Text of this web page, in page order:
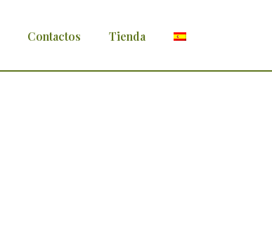
Contactos Tienda